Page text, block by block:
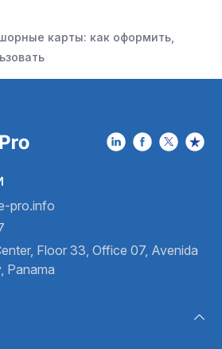
карты: как оформить,
pro.info
Floor 33, Office 07, Avenida
Panama